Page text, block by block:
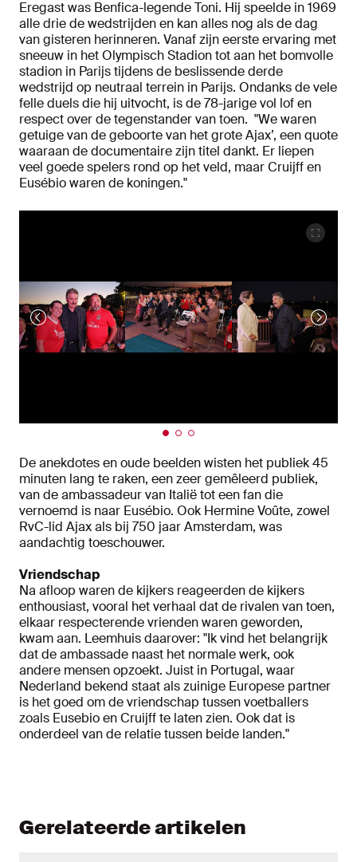
Eregast was Benfica-legende Toni. Hij speelde in 1969
alle drie de wedstrijden en kan alles nog als de dag
van gisteren herinneren. Vanaf zijn eerste ervaring met
sneeuw in het Olympisch Stadion tot aan het bomvolle
stadion in Parijs tijdens de beslissende derde
wedstrijd op neutraal terrein in Parijs. Ondanks de vele
felle duels die hij uitvocht, is de 78-jarige vol lof en
respect over de tegenstander van toen. "We waren
getuige van de geboorte van het grote Ajax’, een quote
waaraan de documentaire zijn titel dankt. Er liepen
veel goede spelers rond op het veld, maar Cruijff en
Eusébio waren de koningen."
De anekdotes en oude beelden wisten het publiek 45
minuten lang te raken, een zeer gemêleerd publiek,
van de ambassadeur van Italië tot een fan die
vernoemd is naar Eusébio. Ook Hermine Voûte, zowel
RvC-lid Ajax als bij 750 jaar Amsterdam, was
aandachtig toeschouwer.
Vriendschap
Na afloop waren de kijkers reageerden de kijkers
enthousiast, vooral het verhaal dat de rivalen van toen,
elkaar respecterende vrienden waren geworden,
kwam aan. Leemhuis daarover: "Ik vind het belangrijk
dat de ambassade naast het normale werk, ook
andere mensen opzoekt. Juist in Portugal, waar
Nederland bekend staat als zuinige Europese partner
is het goed om de vriendschap tussen voetballers
zoals Eusebio en Cruijff te laten zien. Ook dat is
onderdeel van de relatie tussen beide landen."
Gerelateerde artikelen